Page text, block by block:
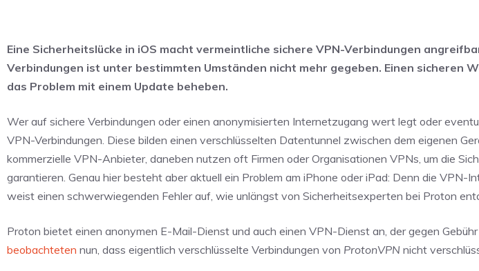
Eine Sicherheitslücke in iOS macht vermeintliche sichere VPN-Verbindungen
Verbindungen ist unter bestimmten Umständen nicht mehr gegeben. Einen sicheren
das Problem mit einem Update beheben.
Wer auf sichere Verbindungen oder einen anonymisierten Internetzugang wert legt oder
VPN-Verbindungen. Diese bilden einen verschlüsselten Datentunnel zwischen dem eigenen
kommerzielle VPN-Anbieter, daneben nutzen oft Firmen oder Organisationen VPNs, um die
garantieren. Genau hier besteht aber aktuell ein Problem am iPhone oder iPad: Denn die VPN-
weist einen schwerwiegenden Fehler auf, wie unlängst von Sicherheitsexperten bei Proton
Proton bietet einen anonymen E-Mail-Dienst und auch einen VPN-Dienst an, der gegen
beobachteten nun, dass eigentlich verschlüsselte Verbindungen von ProtonVPN nicht